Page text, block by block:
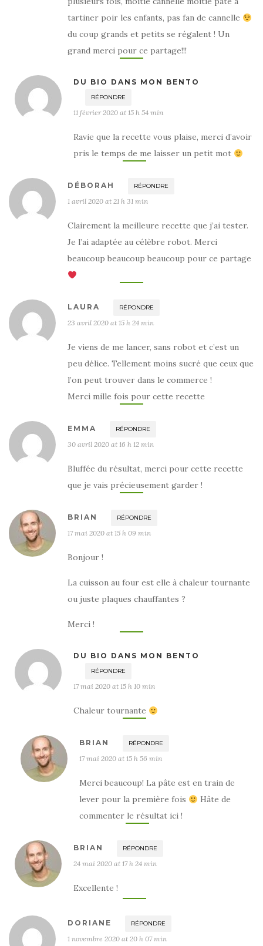
tartiner poir les enfants, pas fan de cannelle
du coup grands et petits se régalent ! Un
grand merci pour ce partage!!!
DU BIO DANS MON BENTO
RÉPONDRE
11 février 2020 at 15 h 54 min
Ravie que la recette vous plaise, merci d’avoir
pris le temps de me laisser un petit mot
DÉBORAH RÉPONDRE
1 avril 2020 at 21 h 31 min
Clairement la meilleure recette que j’ai tester.
Je l’ai adaptée au célèbre robot. Merci
beaucoup beaucoup beaucoup pour ce partage
LAURA RÉPONDRE
23 avril 2020 at 15 h 24 min
Je viens de me lancer, sans robot et c’est un
peu délice. Tellement moins sucré que ceux que
l’on peut trouver dans le commerce !
Merci mille fois pour cette recette
EMMA RÉPONDRE
30 avril 2020 at 16 h 12 min
Bluffée du résultat, merci pour cette recette
que je vais précieusement garder !
BRIAN RÉPONDRE
17 mai 2020 at 15 h 09 min
Bonjour !
La cuisson au four est elle à chaleur tournante
ou juste plaques chauffantes ?
Merci !
DU BIO DANS MON BENTO
RÉPONDRE
17 mai 2020 at 15 h 10 min
Chaleur tournante
BRIAN RÉPONDRE
17 mai 2020 at 15 h 56 min
Merci beaucoup! La pâte est en train de
lever pour la première fois
Hâte de
commenter le résultat ici !
BRIAN RÉPONDRE
24 mai 2020 at 17 h 24 min
Excellente !
DORIANE RÉPONDRE
1 novembre 2020 at 20 h 07 min